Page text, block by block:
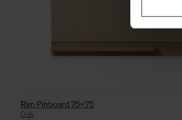
Rim Pinboard 75×75
Oak